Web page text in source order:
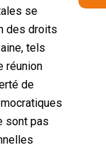
se
des droits
tels
réunion
de
sont pas